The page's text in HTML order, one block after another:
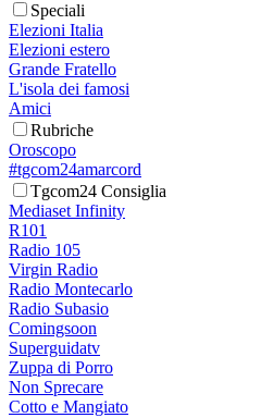
Speciali
Elezioni Italia
Elezioni estero
Grande Fratello
L'isola dei famosi
Amici
Rubriche
Oroscopo
#tgcom24amarcord
Tgcom24 Consiglia
Mediaset Infinity
R101
Radio 105
Virgin Radio
Radio Montecarlo
Radio Subasio
Comingsoon
Superguidatv
Zuppa di Porro
Non Sprecare
Cotto e Mangiato